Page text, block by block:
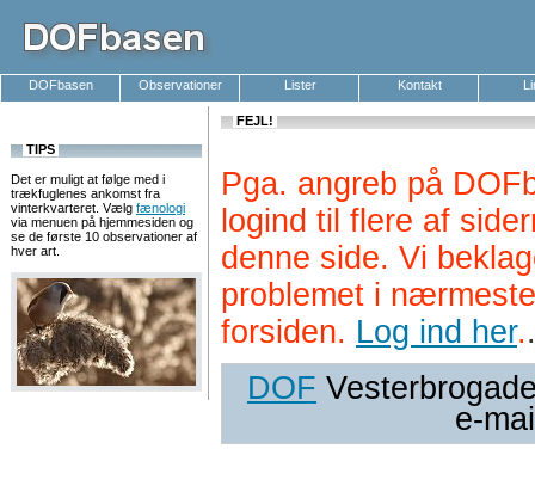
DOFbasen Observationer Lister Kontakt
TIPS
Det er muligt at følge med i
trækfuglenes ankomst fra
vinterkvarteret. Vælg fænologi
via menuen på hjemmesiden og
se de første 10 observationer af
hver art.
FEJL!
Pga. angreb på
logind til flere af
denne side. Vi
problemet i
forsiden. Log ind her..
DOF
e-